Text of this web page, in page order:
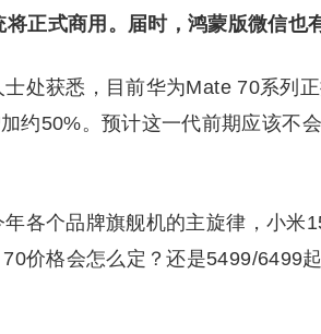
正式商用。届时，鸿蒙版微信也
处获悉，目前华为Mate 70系列
约50%。预计这一代前期应该不
各个品牌旗舰机的主旋律，小米
价格会怎么定？还是5499/6499